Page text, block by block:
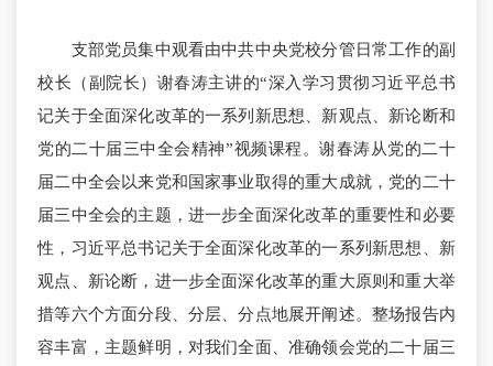
支部党员集中观看由中共中央党校分管日常工作的副
校长（副院长）谢春涛主讲的“深入学习贯彻习近平总书
记关于全面深化改革的一系列新思想、新观点、新论断和
党的二十届三中全会精神”视频课程。谢春涛从党的二十
届二中全会以来党和国家事业取得的重大成就，党的二十
届三中全会的主题，进一步全面深化改革的重要性和必要
性，习近平总书记关于全面深化改革的一系列新思想、新
观点、新论断，进一步全面深化改革的重大原则和重大举
措等六个方面分段、分层、分点地展开阐述。整场报告内
容丰富，主题鲜明，对我们全面、准确领会党的二十届三